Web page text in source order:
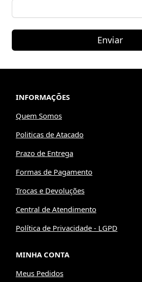
Enviar
INFORMAÇÕES
Quem Somos
Politicas de Atacado
Prazo de Entrega
Formas de Pagamento
Trocas e Devoluções
Central de Atendimento
Política de Privacidade - LGPD
MINHA CONTA
Meus Pedidos